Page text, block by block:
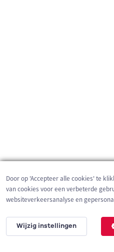
200 m
Door op 'Accepteer alle cookies' te
van cookies voor een verbeterde
websiteverkeersanalyse en
Wijzig instellingen